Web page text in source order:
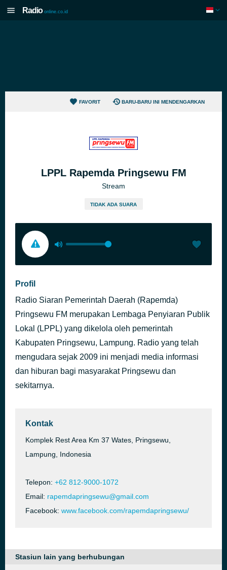
Radio online.co.id
FAVORIT BARU-BARU INI MENDENGARKAN
LPPL Rapemda Pringsewu FM
Stream
TIDAK ADA SUARA
Profil
Radio Siaran Pemerintah Daerah (Rapemda)
Pringsewu FM merupakan Lembaga Penyiaran Publik
Lokal (LPPL) yang dikelola oleh pemerintah
Kabupaten Pringsewu, Lampung. Radio yang telah
mengudara sejak 2009 ini menjadi media informasi
dan hiburan bagi masyarakat Pringsewu dan
sekitarnya.
Kontak
Komplek Rest Area Km 37 Wates, Pringsewu,
Lampung, Indonesia
Telepon: +62 812-9000-1072
Email: rapemdapringsewu@gmail.com
Facebook: www.facebook.com/rapemdapringsewu/
Stasiun lain yang berhubungan